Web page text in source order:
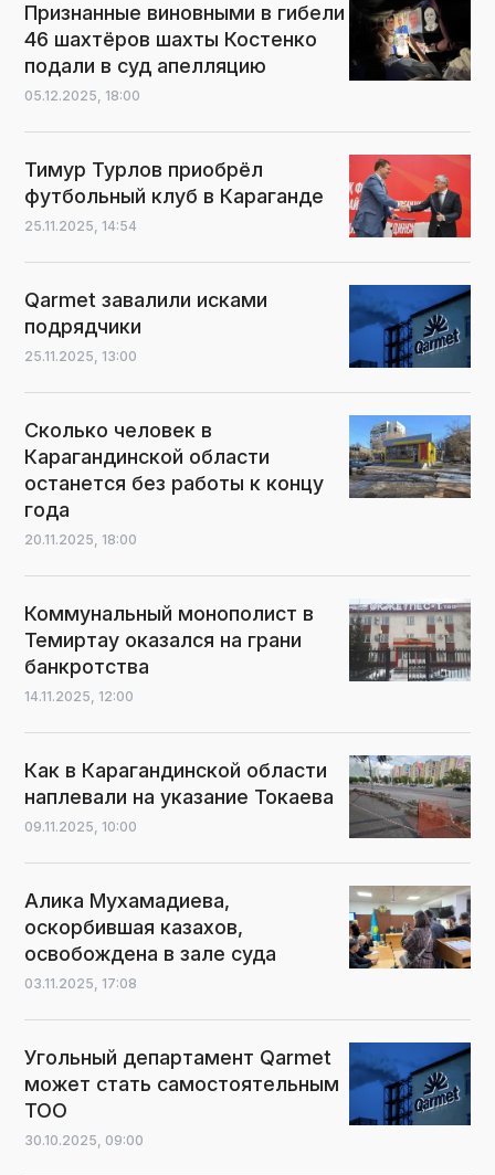
Признанные виновными в гибели
46 шахтёров шахты Костенко
подали в суд апелляцию
05.12.2025, 18:00
Тимур Турлов приобрёл
футбольный клуб в Караганде
25.11.2025, 14:54
Qarmet завалили исками
подрядчики
25.11.2025, 13:00
Сколько человек в
Карагандинской области
останется без работы к концу
года
20.11.2025, 18:00
Коммунальный монополист в
Темиртау оказался на грани
банкротства
14.11.2025, 12:00
Как в Карагандинской области
наплевали на указание Токаева
09.11.2025, 10:00
Алика Мухамадиева,
оскорбившая казахов,
освобождена в зале суда
03.11.2025, 17:08
Угольный департамент Qarmet
может стать самостоятельным
ТОО
30.10.2025, 09:00